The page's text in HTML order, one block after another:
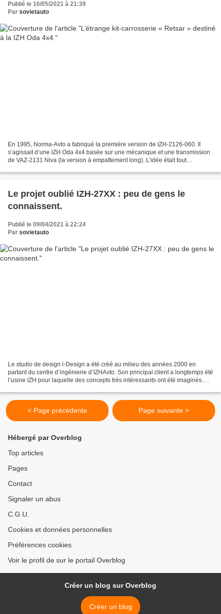
Publié le 16/05/2021 à 21:39
Par sovietauto
En 1995, Norma-Avto a fabriqué la première version de IZH-2126-060. Il
s’agissait d’une IZH Oda 4x4 basée sur une mécanique et une transmission
de VAZ-2131 Niva (la version à empattement long). L’idée était tout
Le projet oublié IZH-27XX : peu de gens le
connaissent.
Publié le 09/04/2021 à 22:24
Par sovietauto
Le studio de design i-Design a été créé au milieu des années 2000 en
partant du centre d’ingénierie d’IZHAvto. Son principal client a longtemps été
l’usine IZH pour laquelle des concepts très intéressants ont été imaginés.
< Page précédente Page suivante >
Hébergé par Overblog
Top articles
Pages
Contact
Signaler un abus
C.G.U.
Cookies et données personnelles
Préférences cookies
Voir le profil de sur le portail Overblog
Créer un blog sur Overblog
Créer un blog